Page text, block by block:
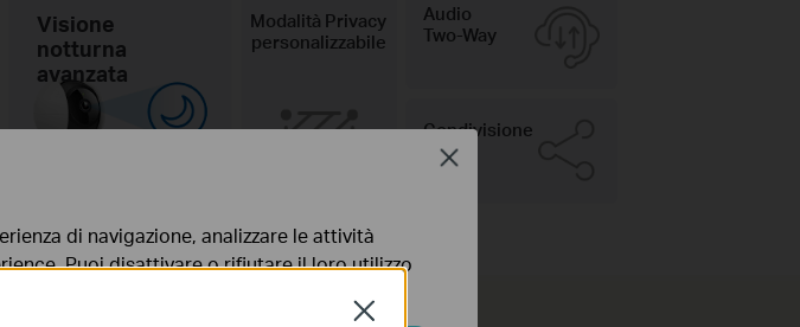
Visione
notturna
avanzata
Modalità Privacy
personalizzabile
Audio
Two-Way
Condivisione
clip
Close
di navigazione, analizzare le attività
Puoi disattivare o rifiutare il loro utilizzo
consulta la nostra
Close